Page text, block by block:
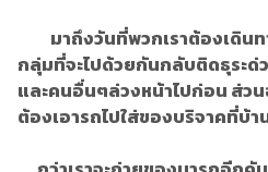
มาถึงวันที่พวกเราต้องเดินท
กลุ่มที่จะไปด้วยกันกลับติดธุระด่
และคนอื่นๆล่วงหน้าไปก่อน ส่ว
ต้องเอารถไปใส่ของบริจาคที่บ้